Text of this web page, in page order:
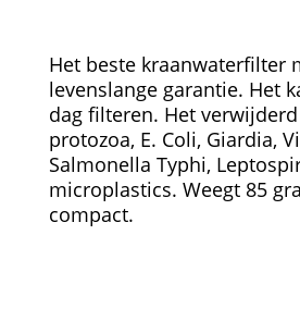
Het beste kraanwaterfilter
levenslange garantie. Het
dag filteren. Het
protozoa, E. Coli, Giardia,
Salmonella Typhi,
microplastics. Weegt 85
compact.